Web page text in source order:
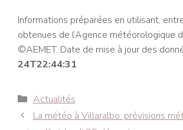
Informations préparées en utilisant,
obtenues de l’Agence météorologique
©AEMET. Date de mise à jour des
24T22:44:31
Catégories
Actualités
Navigation
La météo à Villaralbo: prévisions